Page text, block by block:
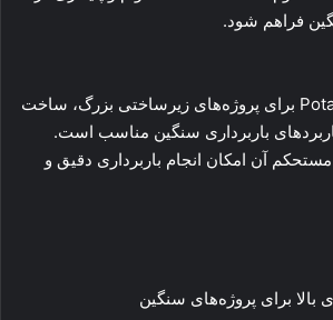
فراهم شود.
تاور کرین Potain H30.30 برای پروژه‌های زیرساختی بزرگ، ساخت
باربرداری سنگین مناسب است.
آن امکان انجام باربرداری دقیق و
بالا برای پروژه‌های سنگین